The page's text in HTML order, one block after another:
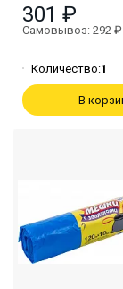
301 ₽
Самовывоз: 292 ₽
Количество:1
В